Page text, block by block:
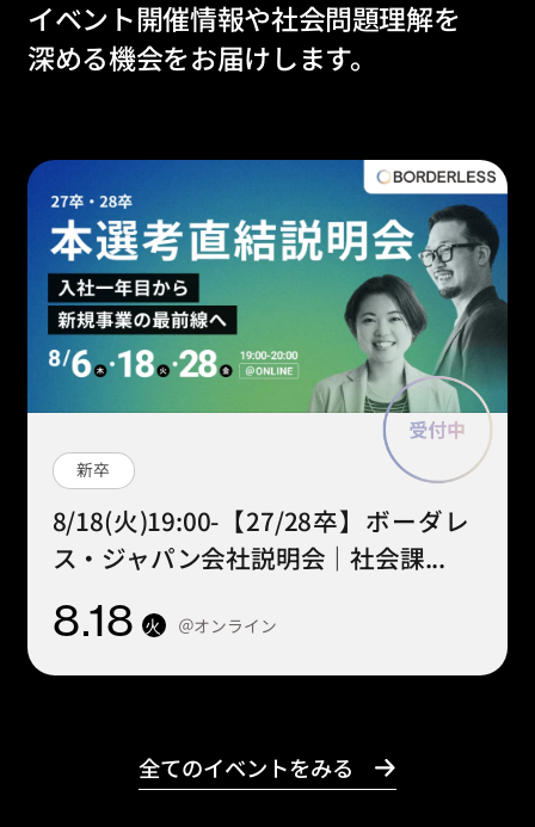
イベント開催情報や社会問題理解を
深める機会をお届けします。
新卒
8/18(火)19:00-【27/28卒】ボーダレ
ス・ジャパン会社説明会｜社会課...
8.18 火 ＠オンライン
全てのイベントをみる